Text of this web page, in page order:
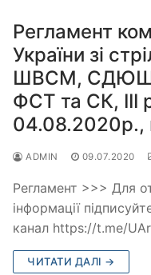
Регламент
України зі
ШВСМ,
ФСТ та СК, ІІІ
04.08.2020р.,
ADMIN 09.07.2020
Регламент >>> Для
інформації
канал https://t.me/
ЧИТАТИ ДАЛІ →